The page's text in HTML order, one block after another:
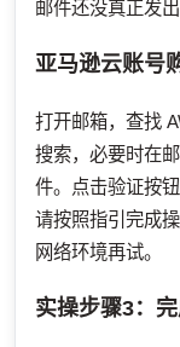
邮件还没真正发
亚马逊云账号
打开邮箱，查找
搜索，必要时在
件。点击验证按
请按照指引完成
网络环境再试。
实操步骤3：